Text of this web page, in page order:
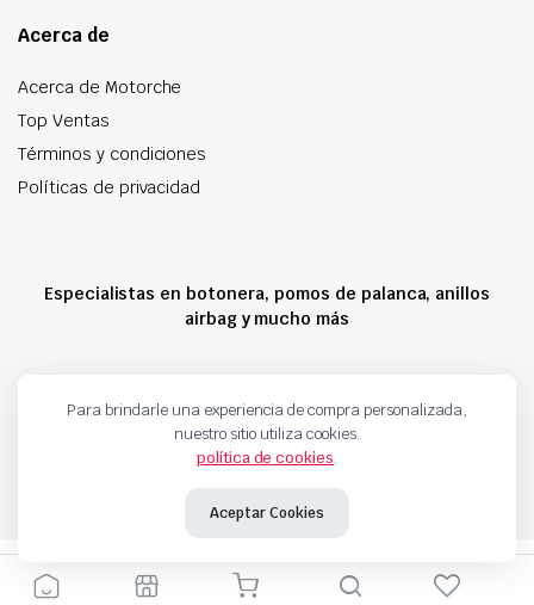
Acerca de
Acerca de Motorche
Top Ventas
Términos y condiciones
Políticas de privacidad
Especialistas en botonera, pomos de palanca, anillos
airbag y mucho más
Copyright 2024 © Motorche Autoparts. Todos los derechos reservados
Para brindarle una experiencia de compra personalizada,
nuestro sitio utiliza cookies.
política de cookies.
Aceptar Cookies